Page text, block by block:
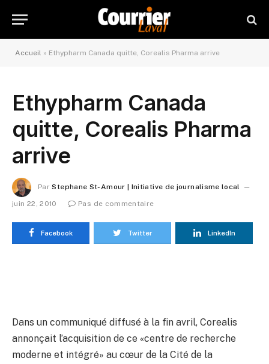
Accueil » Ethypharm Canada quitte, Corealis Pharma arrive
Ethypharm Canada
quitte, Corealis Pharma
arrive
Par Stephane St-Amour | Initiative de journalisme local
juin 22, 2010
Pas de commentaire
Facebook Twitter LinkedIn
Dans un communiqué diffusé à la fin avril, Corealis
annonçait l’acquisition de ce «centre de recherche
moderne et intégré» au cœur de la Cité de la